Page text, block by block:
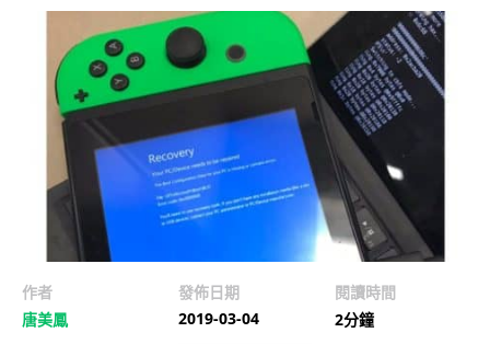
作者
唐美鳳
發佈日期
2019-03-04
閱讀時間
2分鐘